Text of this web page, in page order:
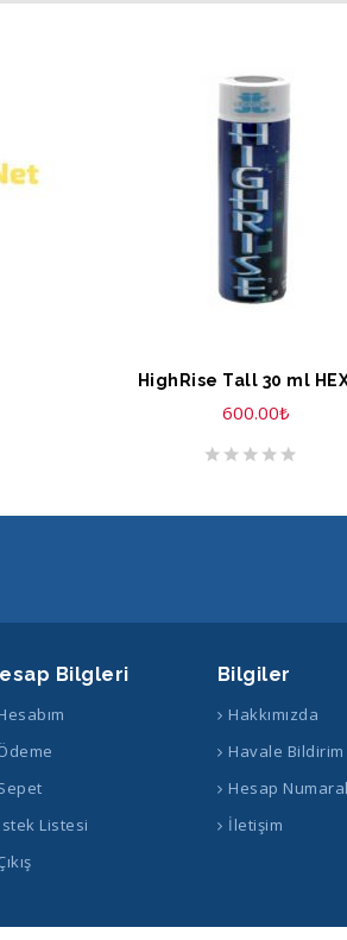
SEPETE EKLE
HighRise Tall 30 ml
600.00₺
Bilgleri
Listesi
Bilgiler
Hakkımızda
Havale Bildirim
Hesap
İletişim